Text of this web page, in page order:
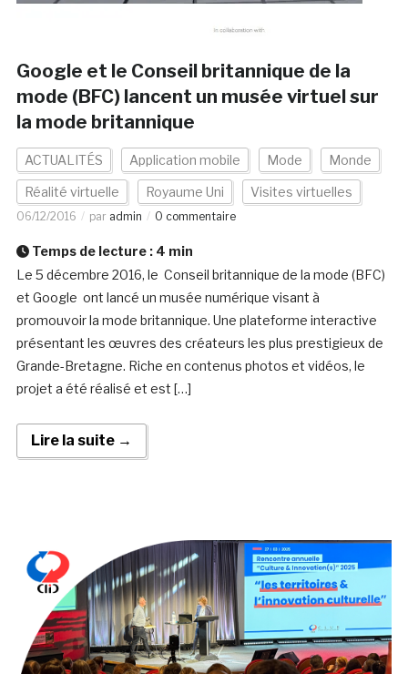
Google et le Conseil britannique de la
mode (BFC) lancent un musée virtuel sur
la mode britannique
ACTUALITÉS Application mobile Mode Monde
Réalité virtuelle Royaume Uni Visites virtuelles
06/12/2016 par admin 0 commentaire
Temps de lecture : 4 min
Le 5 décembre 2016, le Conseil britannique de la mode (BFC)
et Google ont lancé un musée numérique visant à
promouvoir la mode britannique. Une plateforme interactive
présentant les œuvres des créateurs les plus prestigieux de
Grande-Bretagne. Riche en contenus photos et vidéos, le
projet a été réalisé et est […]
Lire la suite →